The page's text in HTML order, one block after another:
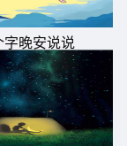
局。晚安!
字晚安说说